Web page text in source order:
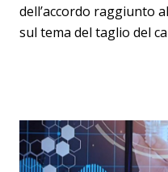
dell’accordo raggiunto
sul tema del taglio del